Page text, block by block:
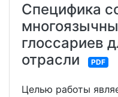
Специфика
глоссариев
отрасли
PDF
Целью работы